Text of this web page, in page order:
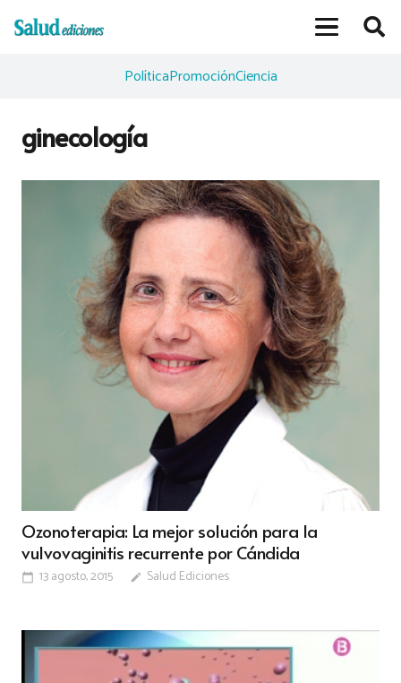
PolíticaPromociónCiencia
ginecología
Ozonoterapia: La mejor solución para la
vulvovaginitis recurrente por Cándida
calendar_today 13 agosto, 2015 edit Salud Ediciones